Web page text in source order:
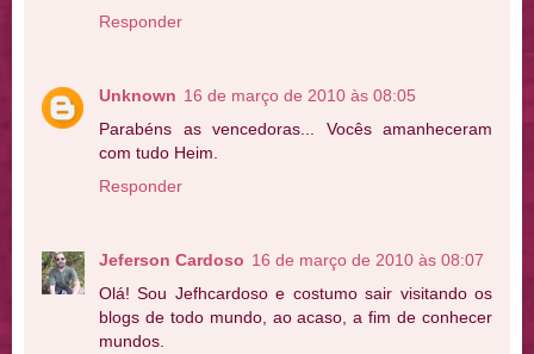
Responder
Unknown 16 de março de 2010 às 08:05
Parabéns as vencedoras... Vocês amanheceram
com tudo Heim.
Responder
Jeferson Cardoso 16 de março de 2010 às 08:07
Olá! Sou Jefhcardoso e costumo sair visitando os
blogs de todo mundo, ao acaso, a fim de conhecer
mundos.